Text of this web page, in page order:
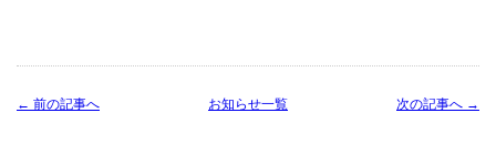
← 前の記事へ 次の記事へ →
お知らせ一覧